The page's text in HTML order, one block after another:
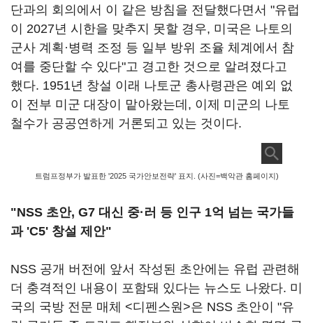
단과의 회의에서 이 같은 방침을 전달했다면서 "유럽
이 2027년 시한을 맞추지 못할 경우, 미국은 나토의
군사 계획·병력 조정 등 일부 방위 조율 체계에서 참
여를 중단할 수 있다"고 경고한 것으로 알려졌다고
했다. 1951년 창설 이래 나토군 총사령관은 예외 없
이 전부 미군 대장이 맡아왔는데, 이제 미군의 나토
철수가 공공연하게 거론되고 있는 것이다.
트럼프정부가 발표한 '2025 국가안보전략' 표지. (사진=백악관 홈페이지)
"NSS 초안, G7 대신 중·러 등 인구 1억 넘는 국가들
과 'C5' 창설 제안"
NSS 공개 버전에 앞서 작성된 초안에는 유럽 관련해
더 충격적인 내용이 포함돼 있다는 뉴스도 나왔다. 미
국의 국방 전문 매체 <디펜스원>은 NSS 초안이 "유